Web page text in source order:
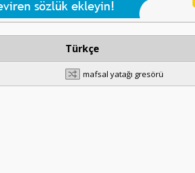
Türkçe
mafsal yatağı gresörü